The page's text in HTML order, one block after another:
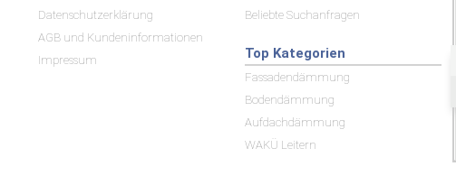
Datenschutzerklärung
AGB und Kundeninformationen
Impressum
Beliebte Suchanfragen
Top Kategorien
Fassadendämmung
Bodendämmung
Aufdachdämmung
WAKÜ Leitern